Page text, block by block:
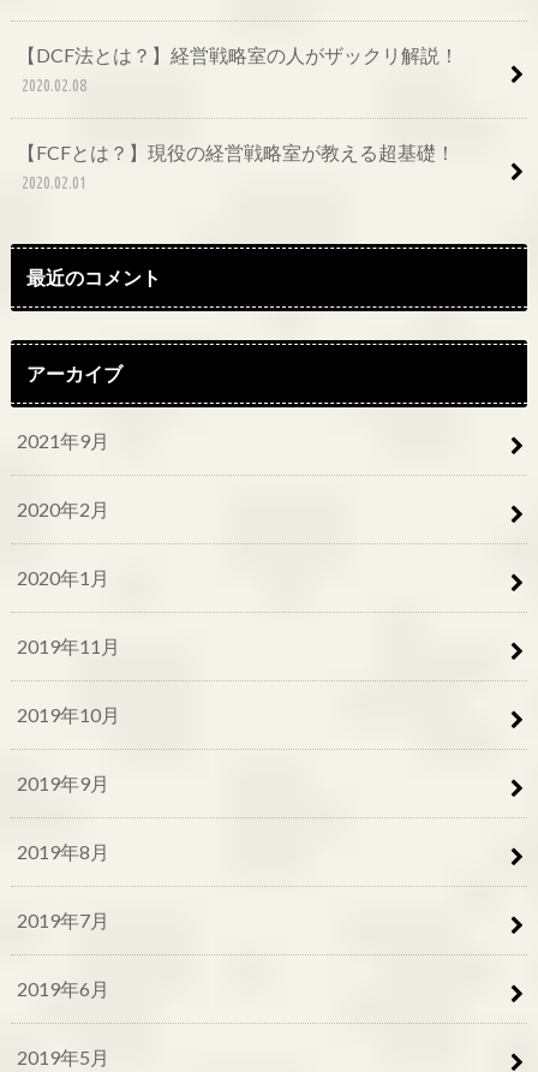
【DCF法とは？】経営戦略室の人がザックリ解説！
2020.02.08
【FCFとは？】現役の経営戦略室が教える超基礎！
2020.02.01
最近のコメント
アーカイブ
2021年9月
2020年2月
2020年1月
2019年11月
2019年10月
2019年9月
2019年8月
2019年7月
2019年6月
2019年5月